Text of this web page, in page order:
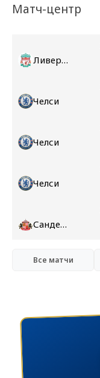
Матч-центр
Ливерпуль
Челси
Челси
Челси
Сандерленд
Все матчи